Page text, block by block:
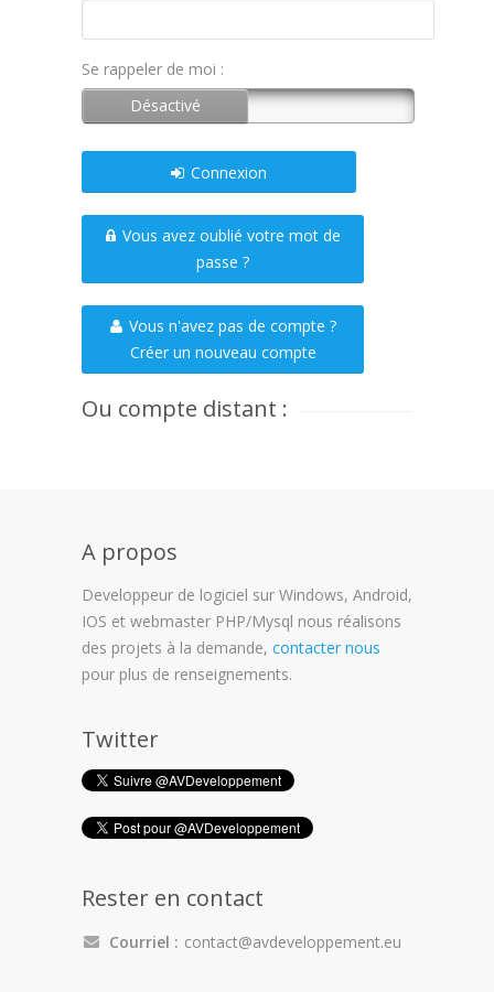
Se rappeler de moi :
Connexion
Vous avez oublié votre mot de
passe ?
Vous n'avez pas de compte ?
Créer un nouveau compte
Ou compte distant :
A propos
Developpeur de logiciel sur Windows, Android,
IOS et webmaster PHP/Mysql nous réalisons
des projets à la demande, contacter nous
pour plus de renseignements.
Twitter
Rester en contact
Courriel : contact@avdeveloppement.eu